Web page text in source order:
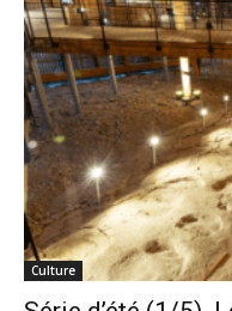
Culture